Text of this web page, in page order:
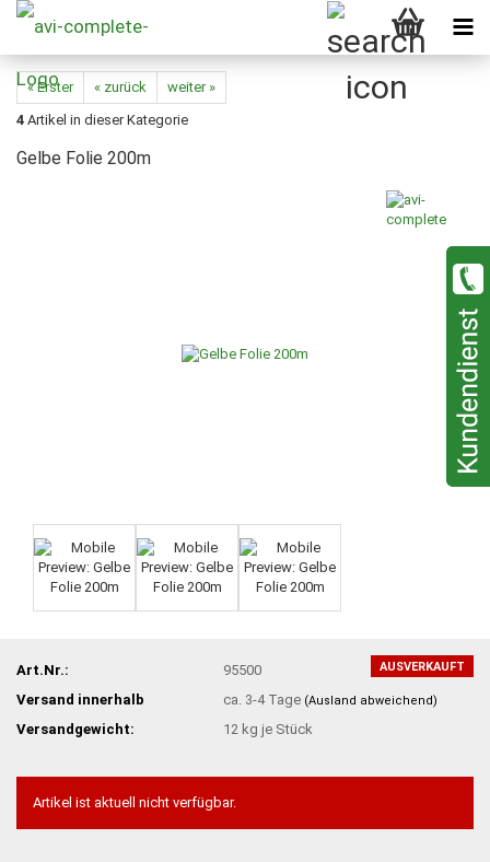
« Erster « zurück
weiter »
4 Artikel in dieser Kategorie
Gelbe Folie 200m
AUSVERKAUFT
Art.Nr.:
95500
Versand innerhalb
ca. 3-4 Tage (Ausland abweichend)
Versandgewicht: 12 kg je Stück
Artikel ist aktuell nicht verfügbar.